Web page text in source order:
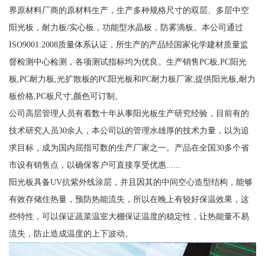
界原材料厂商的原材料生产，生产多种规格尺寸的双层、多层中空
阳光板，耐力板/实心板，功能型水晶板，防雾滴板。本公司通过
ISO9001:2008质量体系认证，所生产的产品经国家化学建材质量监
督检测中心检测，各项测试指标均为优良。生产销售PC板,PC阳光
板,PC耐力板,光扩散板的PC阳光板和PC耐力板厂家;提供阳光板,耐力
板价格,PC板尺寸,颜色可订制。
公司高层管理人员有着数十年从事阳光板生产研究经验，目前有的
技术研究人员30余人，本公司以的管理水雄厚的技术力量，以为追
求目标，成为国内屈指可数的生产厂家之一。产品在全国30多个省
市设有销售点，以确保客户可直接享受优惠......
阳光板具备UV抗紫外线涂层，并且因其的中间空心造型结构，能够
有效存储住热量，预防热能流失，所以在晚上有较好保温效果，这
些特性，可以保证蔬菜温室大棚保证温度的稳定性，让热能量不易
流失，防止造成温度的上下波动。